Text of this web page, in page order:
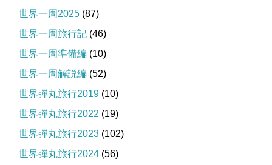
世界一周2025 (87)
世界一周旅行記 (46)
世界一周準備編 (10)
世界一周解説編 (52)
世界弾丸旅行2019 (10)
世界弾丸旅行2022 (19)
世界弾丸旅行2023 (102)
世界弾丸旅行2024 (56)